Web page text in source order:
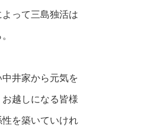
って三島独活は
井家から元気を
越しになる皆様
性を築いていけれ